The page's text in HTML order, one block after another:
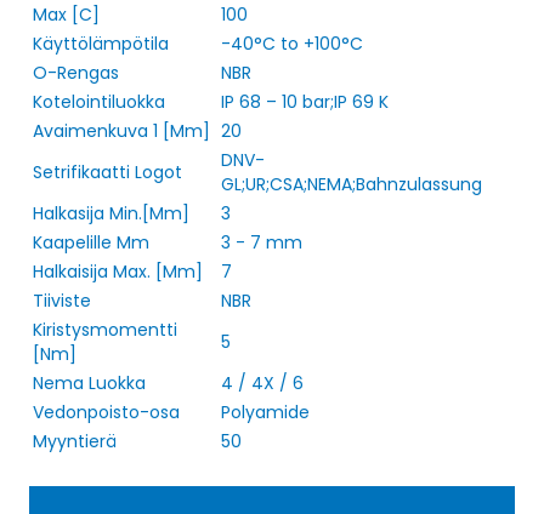
Max [C]
100
Käyttölämpötila
-40°C to +100°C
O-Rengas
NBR
Kotelointiluokka
IP 68 – 10 bar;IP 69 K
Avaimenkuva 1 [Mm] 20
Setrifikaatti Logot
DNV-
GL;UR;CSA;NEMA;Bahnzulassung
Halkasija Min.[Mm]
3
Kaapelille Mm
3 - 7 mm
Halkaisija Max. [Mm]
7
Tiiviste
NBR
Kiristysmomentti
[Nm]
5
Nema Luokka
4 / 4X / 6
Vedonpoisto-osa
Polyamide
Myyntierä
50